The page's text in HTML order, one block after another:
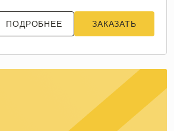
ПОДРОБНЕЕ ЗАКАЗАТЬ